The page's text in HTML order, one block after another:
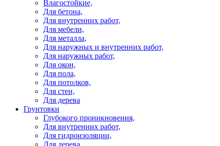
Влагостойкие,
Для бетона,
Для внутренних работ,
Для мебели,
Для металла,
Для наружных и внутренних работ,
Для наружных работ,
Для окон,
Для пола,
Для потолков,
Для стен,
Для дерева
Грунтовки
Глубокого проникновения,
Для внутренних работ,
Для гидроизоляции,
Для дерева,